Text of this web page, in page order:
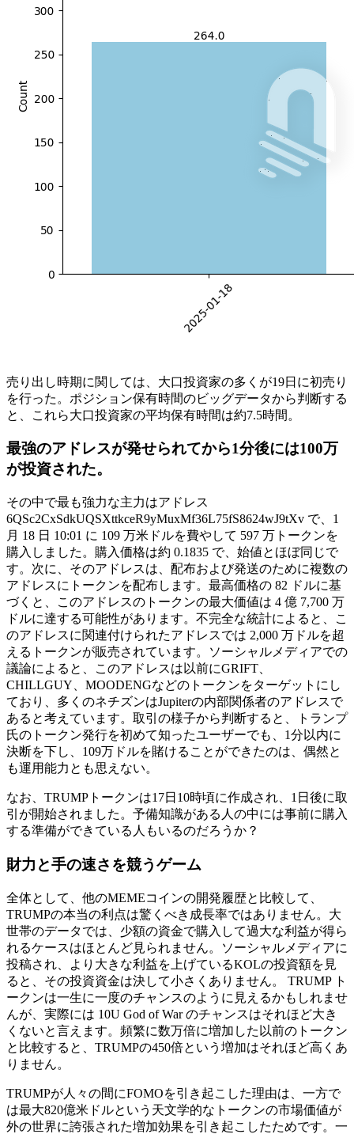
売り出し時期に関しては、大口投資家の多くが19日に初売り
を行った。ポジション保有時間のビッグデータから判断する
と、これら大口投資家の平均保有時間は約7.5時間。
最強のアドレスが発せられてから1分後には100万
が投資された。
その中で最も強力な主力はアドレス
6QSc2CxSdkUQSXttkceR9yMuxMf36L75fS8624wJ9tXv で、1
月 18 日 10:01 に 109 万米ドルを費やして 597 万トークンを
購入しました。購入価格は約 0.1835 で、始値とほぼ同じで
す。次に、そのアドレスは、配布および発送のために複数の
アドレスにトークンを配布します。最高価格の 82 ドルに基
づくと、このアドレスのトークンの最大価値は 4 億 7,700 万
ドルに達する可能性があります。不完全な統計によると、こ
のアドレスに関連付けられたアドレスでは 2,000 万ドルを超
えるトークンが販売されています。ソーシャルメディアでの
議論によると、このアドレスは以前にGRIFT、
CHILLGUY、MOODENGなどのトークンをターゲットにし
ており、多くのネチズンはJupiterの内部関係者のアドレスで
あると考えています。取引の様子から判断すると、トランプ
氏のトークン発行を初めて知ったユーザーでも、1分以内に
決断を下し、109万ドルを賭けることができたのは、偶然と
も運用能力とも思えない。
なお、TRUMPトークンは17日10時頃に作成され、1日後に取
引が開始されました。予備知識がある人の中には事前に購入
する準備ができている人もいるのだろうか？
財力と手の速さを競うゲーム
全体として、他のMEMEコインの開発履歴と比較して、
TRUMPの本当の利点は驚くべき成長率ではありません。大
世帯のデータでは、少額の資金で購入して過大な利益が得ら
れるケースはほとんど見られません。ソーシャルメディアに
投稿され、より大きな利益を上げているKOLの投資額を見
ると、その投資資金は決して小さくありません。 TRUMP ト
ークンは一生に一度のチャンスのように見えるかもしれませ
んが、実際には 10U God of War のチャンスはそれほど大き
くないと言えます。頻繁に数万倍に増加した以前のトークン
と比較すると、TRUMPの450倍という増加はそれほど高くあ
りません。
TRUMPが人々の間にFOMOを引き起こした理由は、一方で
は最大820億米ドルという天文学的なトークンの市場価値が
外の世界に誇張された増加効果を引き起こしたためです。一